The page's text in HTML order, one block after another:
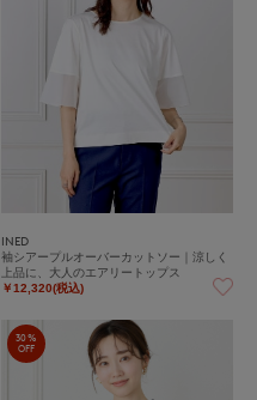
INED
袖シアープルオーバーカットソー｜涼しく
上品に、大人のエアリートップス
￥12,320(税込)
30%
OFF